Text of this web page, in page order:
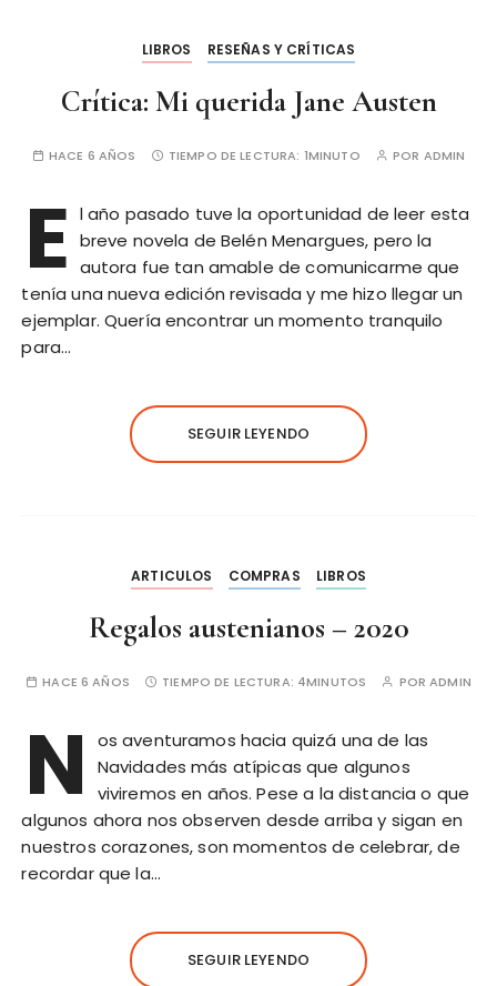
LIBROS RESEÑAS Y CRÍTICAS
Crítica: Mi querida Jane Austen
HACE 6 AÑOS TIEMPO DE LECTURA: 1MINUTO POR ADMIN
E l año pasado tuve la oportunidad de leer esta
breve novela de Belén Menargues, pero la
autora fue tan amable de comunicarme que
tenía una nueva edición revisada y me hizo llegar un
ejemplar. Quería encontrar un momento tranquilo
para…
SEGUIR LEYENDO
ARTICULOS COMPRAS LIBROS
Regalos austenianos – 2020
HACE 6 AÑOS TIEMPO DE LECTURA: 4MINUTOS PORADMIN
N
os aventuramos hacia quizá una de las
Navidades más atípicas que algunos
viviremos en años. Pese a la distancia o que
algunos ahora nos observen desde arriba y sigan en
nuestros corazones, son momentos de celebrar, de
recordar que la…
SEGUIR LEYENDO